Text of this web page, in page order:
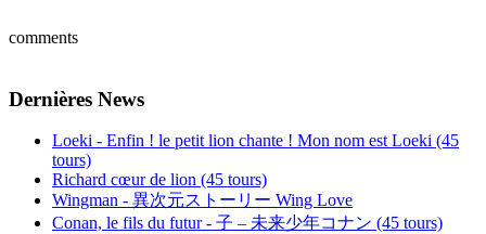
comments
Dernières News
Loeki - Enfin ! le petit lion chante ! Mon nom est Loeki (45
tours)
Richard cœur de lion (45 tours)
Wingman - 異次元ストーリー Wing Love
Conan, le fils du futur - 子 – 未来少年コナン (45 tours)